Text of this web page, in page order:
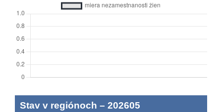
Stav v regiónoch – 202605